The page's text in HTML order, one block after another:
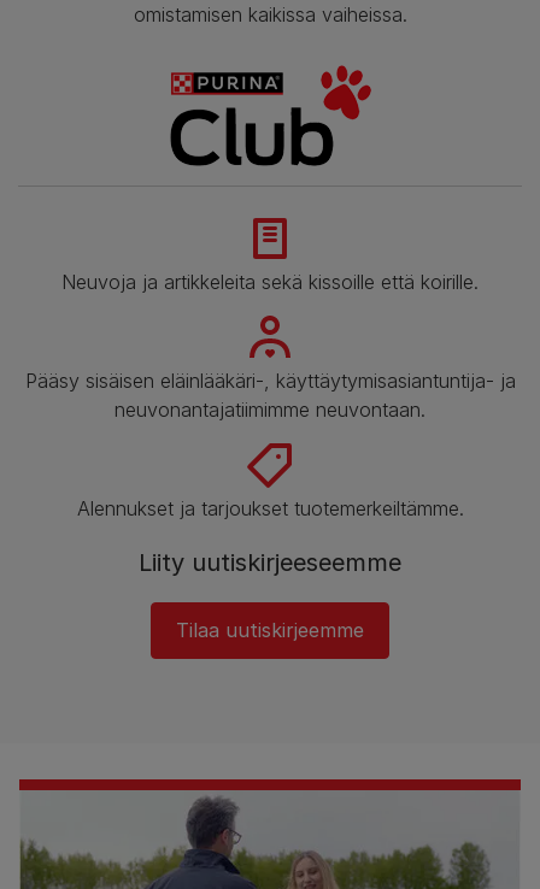
omistamisen kaikissa vaiheissa.
Neuvoja ja artikkeleita sekä kissoille että koirille.
Pääsy sisäisen eläinlääkäri-, käyttäytymisasiantuntija- ja
neuvonantajatiimimme neuvontaan.
Alennukset ja tarjoukset tuotemerkeiltämme.
Liity uutiskirjeeseemme
Tilaa uutiskirjeemme